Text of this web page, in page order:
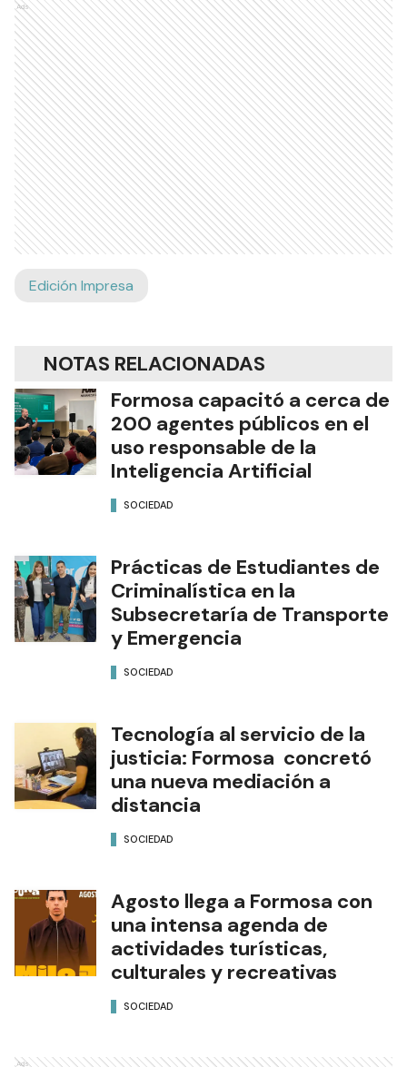
Ads
Edición Impresa
NOTAS RELACIONADAS
Formosa capacitó a cerca de
200 agentes públicos en el
uso responsable de la
Inteligencia Artificial
SOCIEDAD
Prácticas de Estudiantes de
Criminalística en la
Subsecretaría de Transporte
y Emergencia
SOCIEDAD
Tecnología al servicio de la
justicia: Formosa concretó
una nueva mediación a
distancia
SOCIEDAD
Agosto llega a Formosa con
una intensa agenda de
actividades turísticas,
culturales y recreativas
SOCIEDAD
Ads